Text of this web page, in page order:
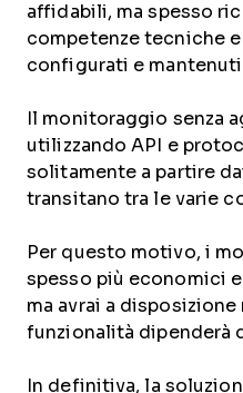
affidabili, ma spesso
competenze tecniche
configurati e
Il monitoraggio senza
utilizzando API e
solitamente a partire
transitano tra le varie
Per questo motivo, i
spesso più economici
ma avrai a
funzionalità dipenderà
In definitiva, la